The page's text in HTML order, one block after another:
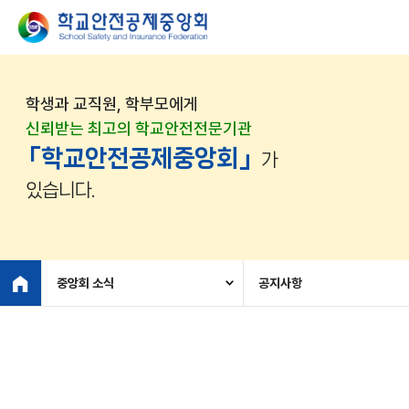
학생과 교직원, 학부모에게
신뢰받는 최고의 학교안전전문기관
「학교안전공제중앙회」
가
있습니다.
중앙회 소식 공지사항